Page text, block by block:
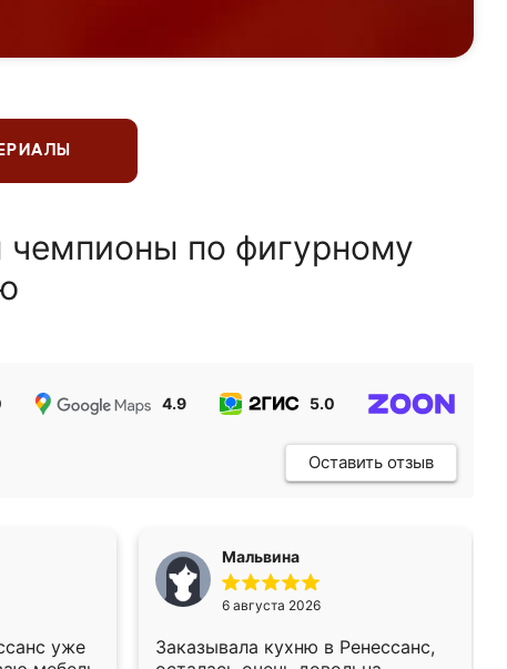
по фигурному
4.9 5.0
Оставить отзыв
уже
Мальвина
6 августа 2026
Заказывала кухню в Ренессанс,